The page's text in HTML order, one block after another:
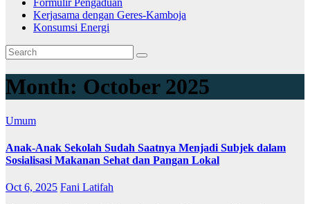
Formulir Pengaduan
Kerjasama dengan Geres-Kamboja
Konsumsi Energi
Month: October 2025
Umum
Anak-Anak Sekolah Sudah Saatnya Menjadi Subjek dalam
Sosialisasi Makanan Sehat dan Pangan Lokal
Oct 6, 2025 Fani Latifah